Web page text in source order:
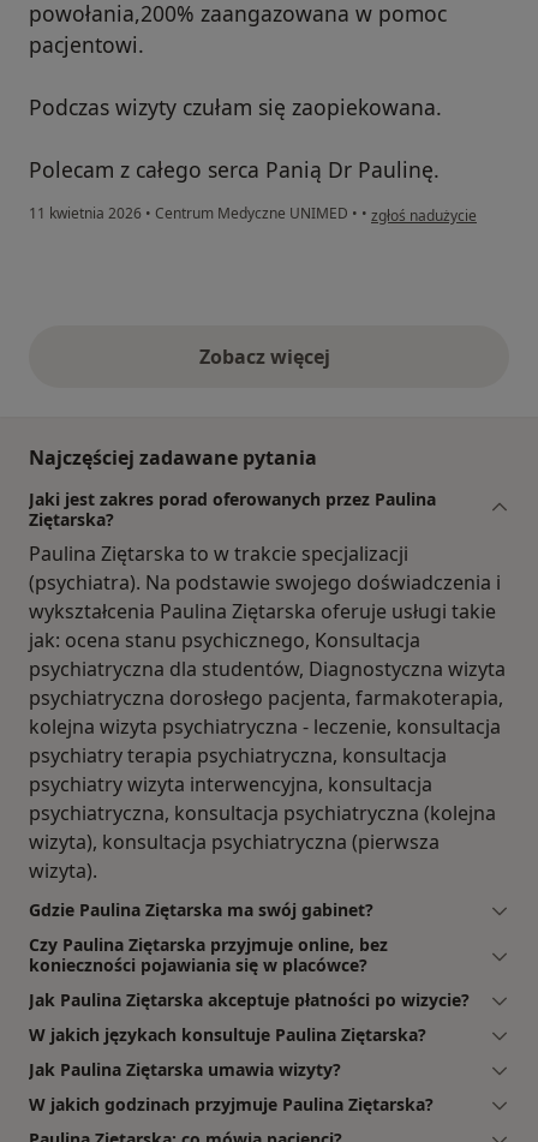
powołania,200% zaangazowana w pomoc
pacjentowi.
Podczas wizyty czułam się zaopiekowana.
Polecam z całego serca Panią Dr Paulinę.
11 kwietnia 2026 • Centrum Medyczne UNIMED • • w opinii użytkownika
zgłoś nadużycie
Zobacz więcejopinie powyżej
Najczęściej zadawane pytania
Jaki jest zakres porad oferowanych przez Paulina
Ziętarska?
Paulina Ziętarska to w trakcie specjalizacji
(psychiatra). Na podstawie swojego doświadczenia i
wykształcenia Paulina Ziętarska oferuje usługi takie
jak: ocena stanu psychicznego, Konsultacja
psychiatryczna dla studentów, Diagnostyczna wizyta
psychiatryczna dorosłego pacjenta, farmakoterapia,
kolejna wizyta psychiatryczna - leczenie, konsultacja
psychiatry terapia psychiatryczna, konsultacja
psychiatry wizyta interwencyjna, konsultacja
psychiatryczna, konsultacja psychiatryczna (kolejna
wizyta), konsultacja psychiatryczna (pierwsza
wizyta).
Gdzie Paulina Ziętarska ma swój gabinet?
Czy Paulina Ziętarska przyjmuje online, bez
konieczności pojawiania się w placówce?
Jak Paulina Ziętarska akceptuje płatności po wizycie?
W jakich językach konsultuje Paulina Ziętarska?
Jak Paulina Ziętarska umawia wizyty?
W jakich godzinach przyjmuje Paulina Ziętarska?